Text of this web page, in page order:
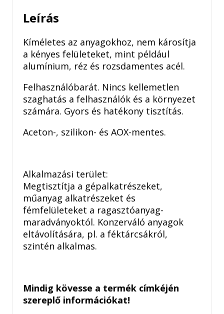
Leírás
Kíméletes az anyagokhoz, nem károsítja
a kényes felületeket, mint például
alumínium, réz és rozsdamentes acél.
Felhasználóbarát. Nincs kellemetlen
szaghatás a felhasználók és a környezet
számára. Gyors és hatékony tisztítás.
Aceton-, szilikon- és AOX-mentes.
Alkalmazási terület:
Megtisztítja a gépalkatrészeket,
műanyag alkatrészeket és
fémfelületeket a ragasztóanyag-
maradványoktól. Konzerváló anyagok
eltávolítására, pl. a féktárcsákról,
szintén alkalmas.
Mindig kövesse a termék címkéjén
szereplő információkat!